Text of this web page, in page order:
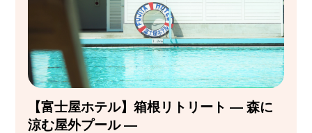
【富士屋ホテル】箱根リトリート ― 森に
涼む屋外プール ―